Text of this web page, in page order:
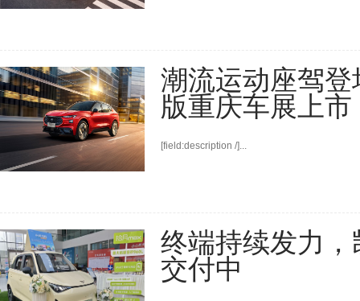
潮流运动座驾
版重庆车展上市
[field:description /]...
终端持续发力，
交付中